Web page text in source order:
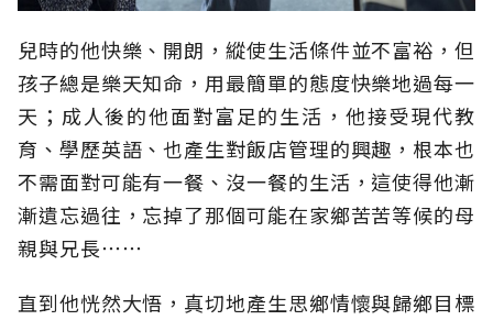
兒時的他快樂、開朗，縱使生活條件並不富裕，但
孩子總是樂天知命，用最簡單的態度快樂地過每一
天；成人後的他面對富足的生活，他接受現代教
育、學歷英語、也產生對飯店管理的興趣，根本也
不需面對可能有一餐、沒一餐的生活，這使得他漸
漸遺忘過往，忘掉了那個可能在家鄉苦苦等候的母
親與兄長⋯⋯
直到他恍然大悟，真切地產生思鄉情懷與歸鄉目標